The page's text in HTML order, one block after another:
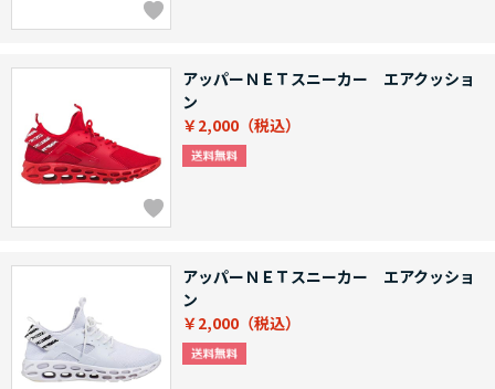
アッパーＮＥＴスニーカー エアクッショ
ン
￥2,000
アッパーＮＥＴスニーカー エアクッショ
ン
￥2,000